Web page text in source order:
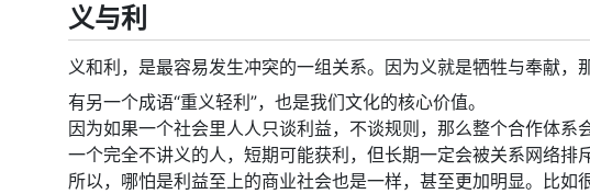
义与利
义和利，是最容易发生冲突的一组关系。因为义就是牺牲与奉献，
有另一个成语“重义轻利”，也是我们文化的核心价值。
因为如果一个社会里人人只谈利益，不谈规则，那么整个合作体系
一个完全不讲义的人，短期可能获利，但长期一定会被关系网络排斥
所以，哪怕是利益至上的商业社会也是一样，甚至更加明显。比如